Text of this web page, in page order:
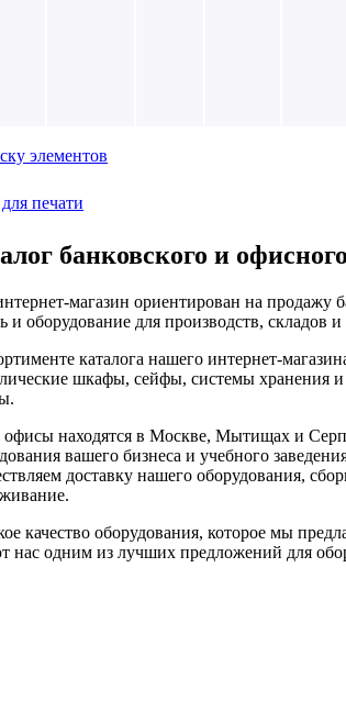
элементов
печати
банковского и
магазин ориентирован на продажу
и оборудование для производств, складов
каталога нашего интернет-
шкафы, сейфы, системы хранения
находятся в Москве, Мытищах и
вашего бизнеса и учебного
доставку нашего оборудования,
качество оборудования, которое мы
нас одним из лучших предложений для